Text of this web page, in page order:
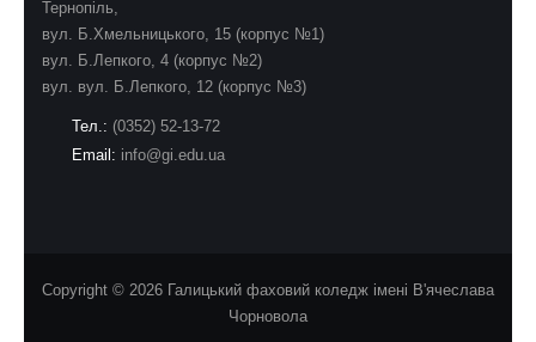
Тернопіль,
вул. Б.Хмельницького, 15 (корпус №1)
вул. Б.Лепкого, 4 (корпус №2)
вул. вул. Б.Лепкого, 12 (корпус №3)
Тел.: (0352) 52-13-72
Email: info@gi.edu.ua
Copyright © 2026 Галицький фаховий коледж імені В'ячеслава
Чорновола